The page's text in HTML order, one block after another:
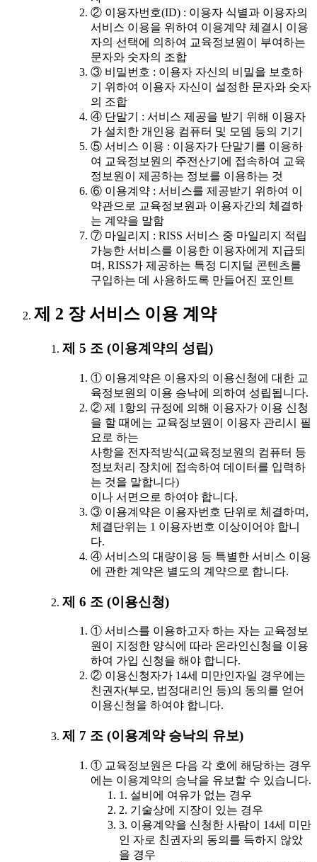
② 이용자번호(ID) : 이용자 식별과 이용자의
서비스 이용을 위하여 이용계약 체결시 이용
자의 선택에 의하여 교육정보원이 부여하는
문자와 숫자의 조합
③ 비밀번호 : 이용자 자신의 비밀을 보호하
기 위하여 이용자 자신이 설정한 문자와 숫자
의 조합
④ 단말기 : 서비스 제공을 받기 위해 이용자
가 설치한 개인용 컴퓨터 및 모뎀 등의 기기
⑤ 서비스 이용 : 이용자가 단말기를 이용하
여 교육정보원의 주전산기에 접속하여 교육
정보원이 제공하는 정보를 이용하는 것
⑥ 이용계약 : 서비스를 제공받기 위하여 이
약관으로 교육정보원과 이용자간의 체결하
는 계약을 말함
⑦ 마일리지 : RISS 서비스 중 마일리지 적립
가능한 서비스를 이용한 이용자에게 지급되
며, RISS가 제공하는 특정 디지털 콘텐츠를
구입하는 데 사용하도록 만들어진 포인트
제 2 장 서비스 이용 계약
제 5 조 (이용계약의 성립)
① 이용계약은 이용자의 이용신청에 대한 교
육정보원의 이용 승낙에 의하여 성립됩니다.
② 제 1항의 규정에 의해 이용자가 이용 신청
을 할 때에는 교육정보원이 이용자 관리시 필
요로 하는
사항을 전자적방식(교육정보원의 컴퓨터 등
정보처리 장치에 접속하여 데이터를 입력하
는 것을 말합니다)
이나 서면으로 하여야 합니다.
③ 이용계약은 이용자번호 단위로 체결하며,
체결단위는 1 이용자번호 이상이어야 합니
다.
④ 서비스의 대량이용 등 특별한 서비스 이용
에 관한 계약은 별도의 계약으로 합니다.
제 6 조 (이용신청)
① 서비스를 이용하고자 하는 자는 교육정보
원이 지정한 양식에 따라 온라인신청을 이용
하여 가입 신청을 해야 합니다.
② 이용신청자가 14세 미만인자일 경우에는
친권자(부모, 법정대리인 등)의 동의를 얻어
이용신청을 하여야 합니다.
제 7 조 (이용계약 승낙의 유보)
① 교육정보원은 다음 각 호에 해당하는 경우
에는 이용계약의 승낙을 유보할 수 있습니다.
1. 설비에 여유가 없는 경우
2. 기술상에 지장이 있는 경우
3. 이용계약을 신청한 사람이 14세 미만
인 자로 친권자의 동의를 득하지 않았
을 경우